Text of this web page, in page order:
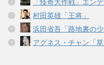
「怪奇大作戦」エン
村田英雄「王将」
浜田省吾「路地裏の少
アグネス・チャン「草